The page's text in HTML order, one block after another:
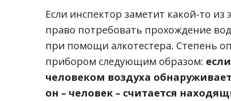
Если инспектор заметит какой-то
право потребовать прохождение
при помощи алкотестера. Степень
прибором следующим образом:
человеком воздуха
он – человек – считается